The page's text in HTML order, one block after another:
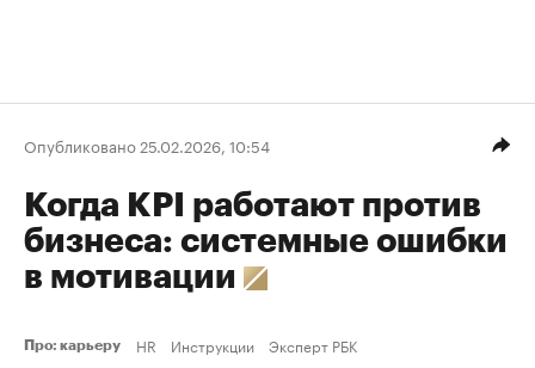
Опубликовано 25.02.2026, 10:54
Когда KPI работают против
бизнеса: системные ошибки
в мотивации
Про: карьеру HR Инструкции Эксперт РБК